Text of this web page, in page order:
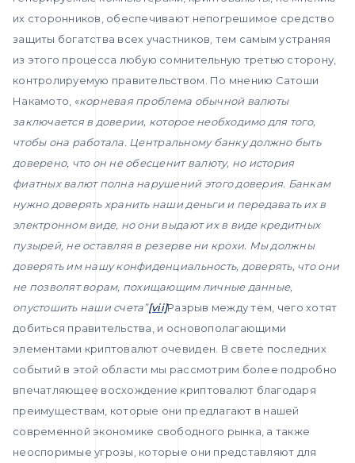
их сторонников, обеспечивают непогрешимое средство
защиты богатства всех участников, тем самым устраняя
из этого процесса любую сомнительную третью сторону,
контролируемую правительством. По мнению Сатоши
Накамото, «корневая проблема обычной валюты
заключается в доверии, которое необходимо для того,
чтобы она работала. Центральному банку должно быть
доверено, что он не обесценит валюту, но история
фиатных валют полна нарушений этого доверия. Банкам
нужно доверять хранить наши деньги и передавать их в
электронном виде, но они выдают их в виде кредитных
пузырей, не оставляя в резерве ни крохи. Мы должны
доверять им нашу конфиденциальность, доверять, что они
не позволят ворам, похищающим личные данные,
опустошить наши счета”[vii]Разрыв между тем, чего хотят
добиться правительства, и основополагающими
элементами криптовалют очевиден. В свете последних
событий в этой области мы рассмотрим более подробно
впечатляющее восхождение криптовалют благодаря
преимуществам, которые они предлагают в нашей
современной экономике свободного рынка, а также
неоспоримые угрозы, которые они представляют для